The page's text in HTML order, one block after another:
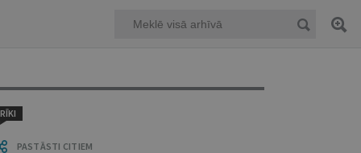
RĪKI
PASTĀSTI CITIEM